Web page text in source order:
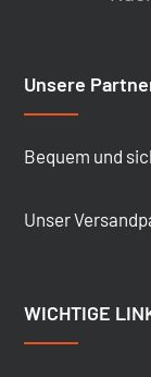
Unsere
Bequem und
Unser
WICHTIGE